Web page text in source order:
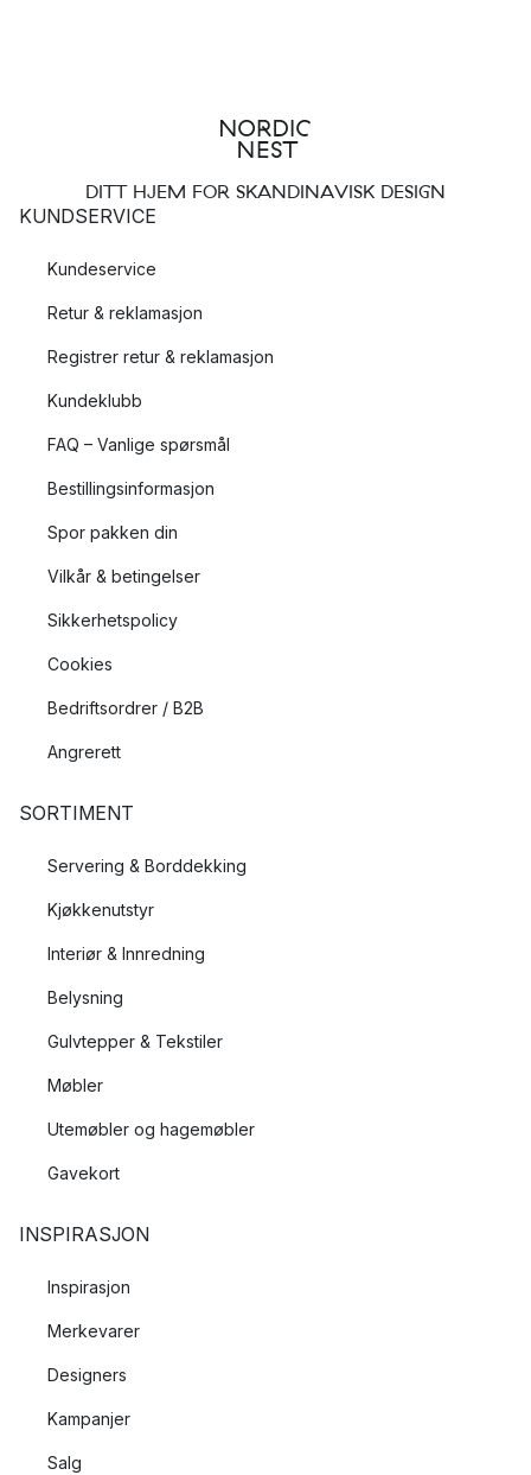
DITT HJEM FOR SKANDINAVISK DESIGN
KUNDSERVICE
Kundeservice
Retur & reklamasjon
Registrer retur & reklamasjon
Kundeklubb
FAQ – Vanlige spørsmål
Bestillingsinformasjon
Spor pakken din
Vilkår & betingelser
Sikkerhetspolicy
Cookies
Bedriftsordrer / B2B
Angrerett
SORTIMENT
Servering & Borddekking
Kjøkkenutstyr
Interiør & Innredning
Belysning
Gulvtepper & Tekstiler
Møbler
Utemøbler og hagemøbler
Gavekort
INSPIRASJON
Inspirasjon
Merkevarer
Designers
Kampanjer
Salg